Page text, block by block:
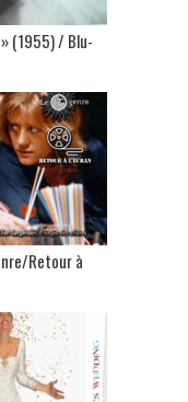
(1955) / Blu-
Retour à